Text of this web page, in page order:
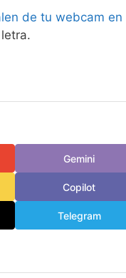
de tu webcam en
Gemini
Copilot
Telegram